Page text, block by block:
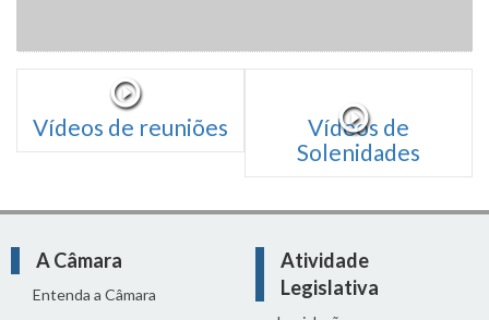
Vídeos de reuniões
Vídeos de
Solenidades
A Câmara
Entenda a Câmara
Atividade
Legislativa